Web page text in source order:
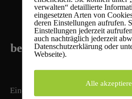
Risiken,
bei fehlerhafter
Eine mangelhafte Entsorgung von
verwalten“ detaillierte
eingesetzten Arten von
deren Einstellungen aufrufen.
Einstellungen jederzeit
auch nachträglich jederzeit
Datenschutzerklärung oder
Webseite).
Alle